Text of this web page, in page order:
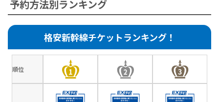
予約方法別ランキング
格安新幹線チケットランキング！
順位